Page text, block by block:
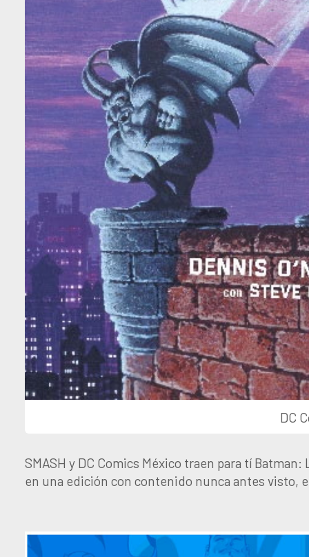
DC
SMASH y DC Comics México traen para tí
en una edición con contenido nunca antes visto,